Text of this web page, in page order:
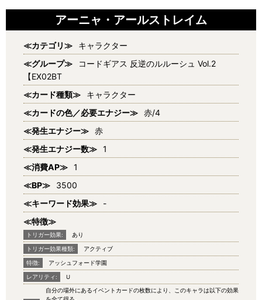
アーニャ・アールストレイム
≪カテゴリ≫
キャラクター
≪グループ≫
コードギアス 反逆のルルーシュ Vol.2
【EX02BT
≪カード種類≫
キャラクター
≪カードの色／必要エナジー≫ 赤/4
≪発生エナジー≫ 赤
≪発生エナジー数≫ 1
≪消費AP≫ 1
≪BP≫
3500
≪キーワード効果≫
-
≪特徴≫
トリガー効果: あり
トリガー効果種類: アクティブ
特徴: アッシュフォード学園
レアリティ: U
自分の場外にあるイベントカードの枚数により、このキャラは以下の効果